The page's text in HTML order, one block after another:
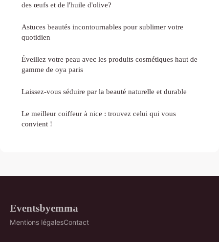
des œufs et de l'huile d'olive?
Astuces beautés incontournables pour sublimer votre
quotidien
Éveillez votre peau avec les produits cosmétiques haut de
gamme de oya paris
Laissez-vous séduire par la beauté naturelle et durable
Le meilleur coiffeur à nice : trouvez celui qui vous
convient !
Eventsbyemma
Mentions légalesContact